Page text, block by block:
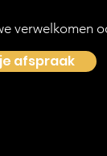
verwelkomen
afspraak